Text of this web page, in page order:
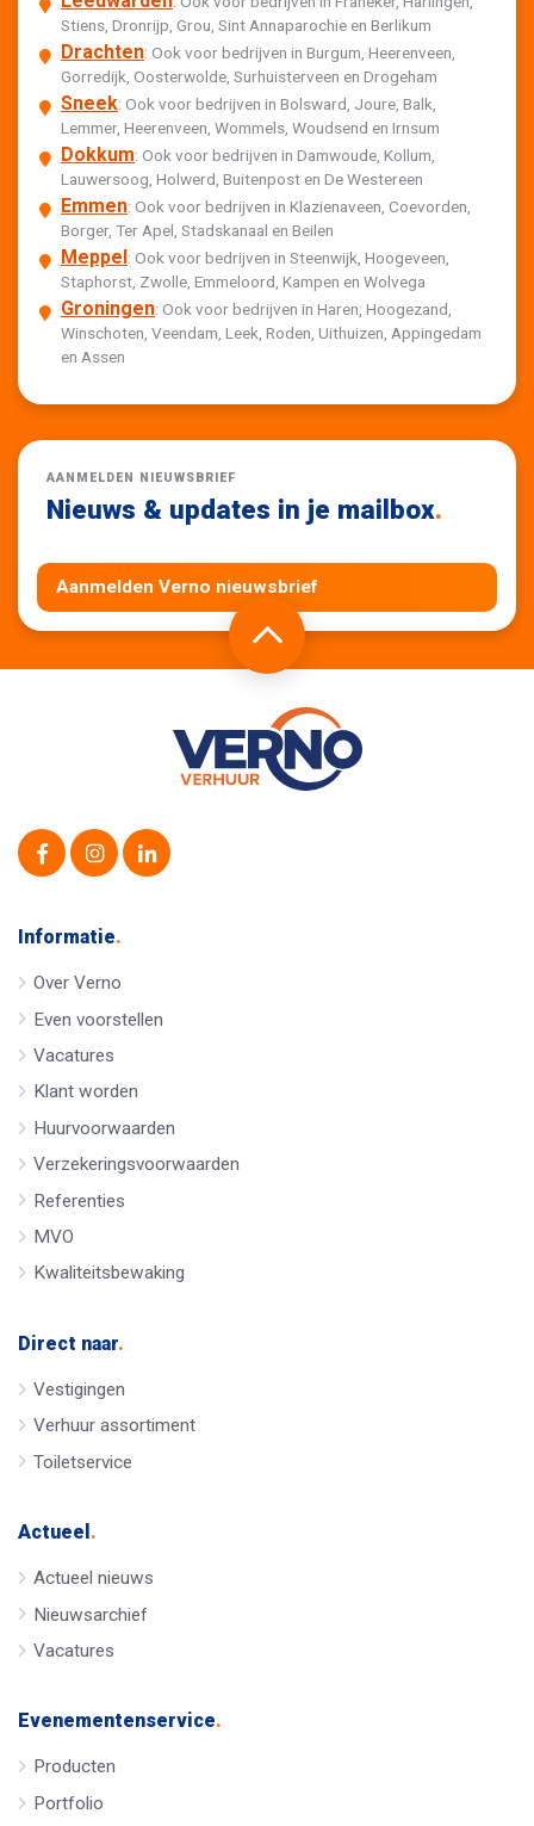
Stiens, Dronrijp, Grou, Sint Annaparochie en Berlikum
Drachten: Ook voor bedrijven in Burgum, Heerenveen,
Gorredijk, Oosterwolde, Surhuisterveen en Drogeham
Sneek: Ook voor bedrijven in Bolsward, Joure, Balk,
Lemmer, Heerenveen, Wommels, Woudsend en Irnsum
Dokkum: Ook voor bedrijven in Damwoude, Kollum,
Lauwersoog, Holwerd, Buitenpost en De Westereen
Emmen: Ook voor bedrijven in Klazienaveen, Coevorden,
Borger, Ter Apel, Stadskanaal en Beilen
Meppel: Ook voor bedrijven in Steenwijk, Hoogeveen,
Staphorst, Zwolle, Emmeloord, Kampen en Wolvega
Groningen: Ook voor bedrijven in Haren, Hoogezand,
Winschoten, Veendam, Leek, Roden, Uithuizen, Appingedam
en Assen
AANMELDEN NIEUWSBRIEF
Nieuws & updates in je mailbox.
Aanmelden Verno nieuwsbrief
Informatie.
Over Verno
Even voorstellen
Vacatures
Klant worden
Huurvoorwaarden
Verzekeringsvoorwaarden
Referenties
MVO
Kwaliteitsbewaking
Direct naar.
Vestigingen
Verhuur assortiment
Toiletservice
Actueel .
Actueel nieuws
Nieuwsarchief
Vacatures
Evenementenservice.
Producten
Portfolio